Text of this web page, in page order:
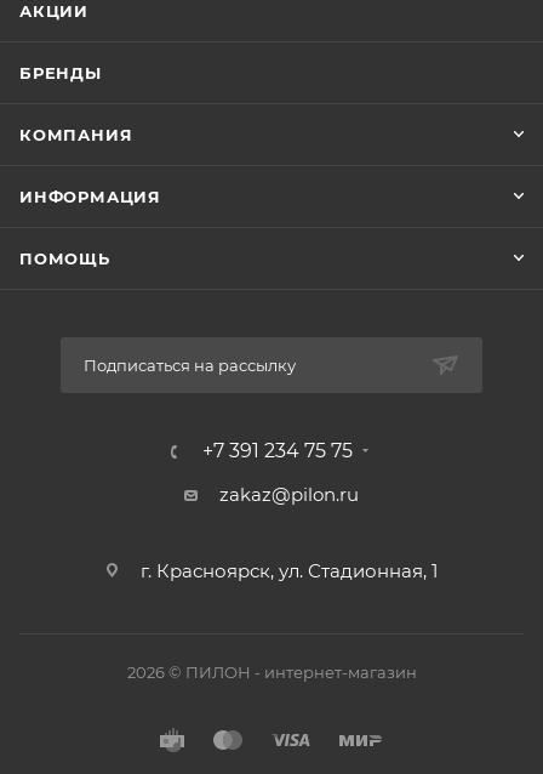
АКЦИИ
БРЕНДЫ
КОМПАНИЯ
ИНФОРМАЦИЯ
ПОМОЩЬ
Подписаться на рассылку
+7 391 234 75 75
zakaz@pilon.ru
г. Красноярск, ул. Стадионная, 1
2026 © ПИЛОН - интернет-магазин